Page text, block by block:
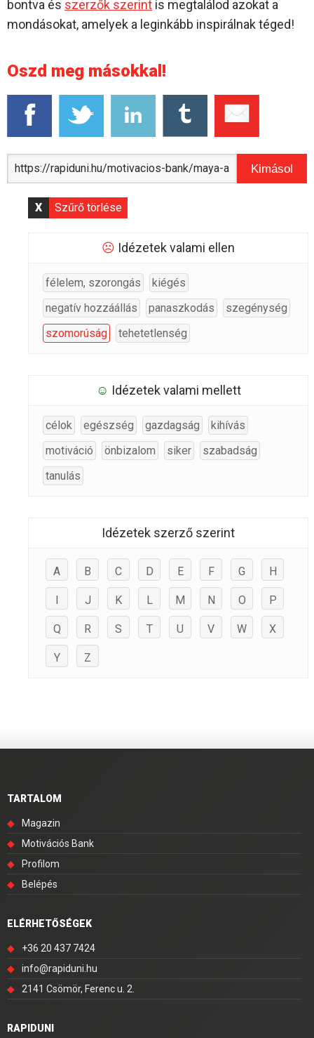
bontva és szerzők szerint is megtalálod azokat a
mondásokat, amelyek a leginkább inspirálnak téged!
Oszd meg másokkal!
Kimásol
X Szűrő törlése
☹ Idézetek valami ellen
félelem, szorongás
kiégés
negatív hozzáállás
panaszkodás
szegénység
szomorúság
tehetetlenség
☺ Idézetek valami mellett
célok egészség gazdagság
kihívás
motiváció
önbizalom siker
szabadság
tanulás
Idézetek szerző szerint
A B C D E F G H
I J K L M N O P
Q R S T U V W X
Y Z
TARTALOM
◆
Magazin
◆
Motivációs Bank
◆
Profilom
◆
Belépés
ELÉRHETŐSÉGEK
◆
+36 20 437 7424
◆
info@rapiduni.hu
◆
2141 Csömör, Ferenc u. 2.
RAPIDUNI